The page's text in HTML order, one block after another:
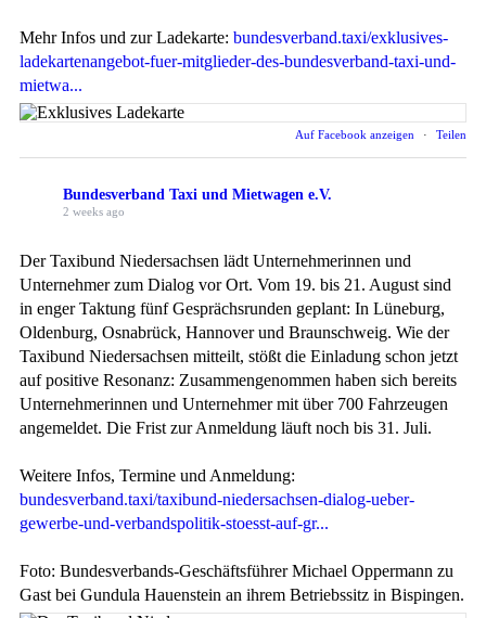
Mehr Infos und zur Ladekarte: bundesverband.taxi/exklusives-
ladekartenangebot-fuer-mitglieder-des-bundesverband-taxi-und-
mietwa...
Auf Facebook anzeigen · Teilen
Bundesverband Taxi und Mietwagen e.V.
2 weeks ago
Der Taxibund Niedersachsen lädt Unternehmerinnen und
Unternehmer zum Dialog vor Ort. Vom 19. bis 21. August sind
in enger Taktung fünf Gesprächsrunden geplant: In Lüneburg,
Oldenburg, Osnabrück, Hannover und Braunschweig. Wie der
Taxibund Niedersachsen mitteilt, stößt die Einladung schon jetzt
auf positive Resonanz: Zusammengenommen haben sich bereits
Unternehmerinnen und Unternehmer mit über 700 Fahrzeugen
angemeldet. Die Frist zur Anmeldung läuft noch bis 31. Juli.
Weitere Infos, Termine und Anmeldung:
bundesverband.taxi/taxibund-niedersachsen-dialog-ueber-
gewerbe-und-verbandspolitik-stoesst-auf-gr...
Foto: Bundesverbands-Geschäftsführer Michael Oppermann zu
Gast bei Gundula Hauenstein an ihrem Betriebssitz in Bispingen.